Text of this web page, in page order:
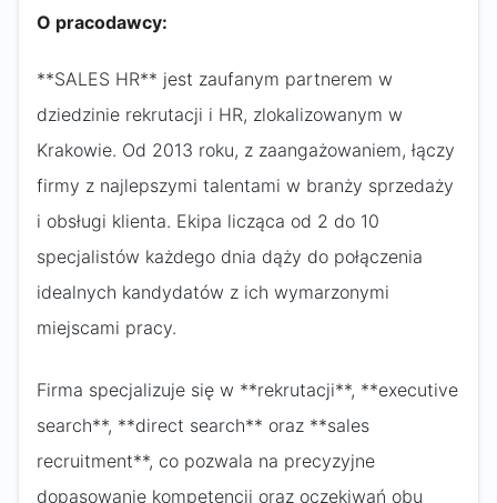
O pracodawcy:
**SALES HR** jest zaufanym partnerem w
dziedzinie rekrutacji i HR, zlokalizowanym w
Krakowie. Od 2013 roku, z zaangażowaniem, łączy
firmy z najlepszymi talentami w branży sprzedaży
i obsługi klienta. Ekipa licząca od 2 do 10
specjalistów każdego dnia dąży do połączenia
idealnych kandydatów z ich wymarzonymi
miejscami pracy.
Firma specjalizuje się w **rekrutacji**, **executive
search**, **direct search** oraz **sales
recruitment**, co pozwala na precyzyjne
dopasowanie kompetencji oraz oczekiwań obu